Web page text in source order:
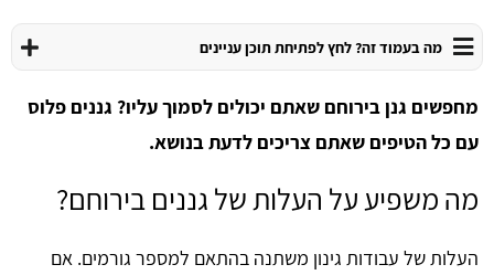
מה בעמוד זה? לחץ לפתיחת תוכן עניינים
מחפשים גנן בירוחם שאתם יכולים לסמוך עליו? גננים פלוס
עם כל הטיפים שאתם צריכים לדעת בנושא.
מה משפיע על העלות של גננים בירוחם?
העלות של עבודות גינון משתנה בהתאם למספר גורמים. אם